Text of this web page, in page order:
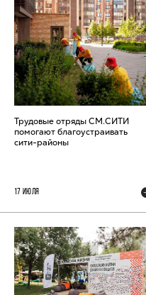
Трудовые отряды СМ.СИТИ
помогают благоустраивать
сити-районы
17 ИЮЛЯ